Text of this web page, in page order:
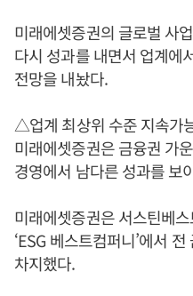
미래에셋증권의 글로벌 사
다시 성과를 내면서 업계에
전망을 내놨다.
△업계 최상위 수준 지속가
미래에셋증권은 금융권 가
경영에서 남다른 성과를 보
미래에셋증권은 서스틴베
‘ESG 베스트컴퍼니’에서
차지했다.